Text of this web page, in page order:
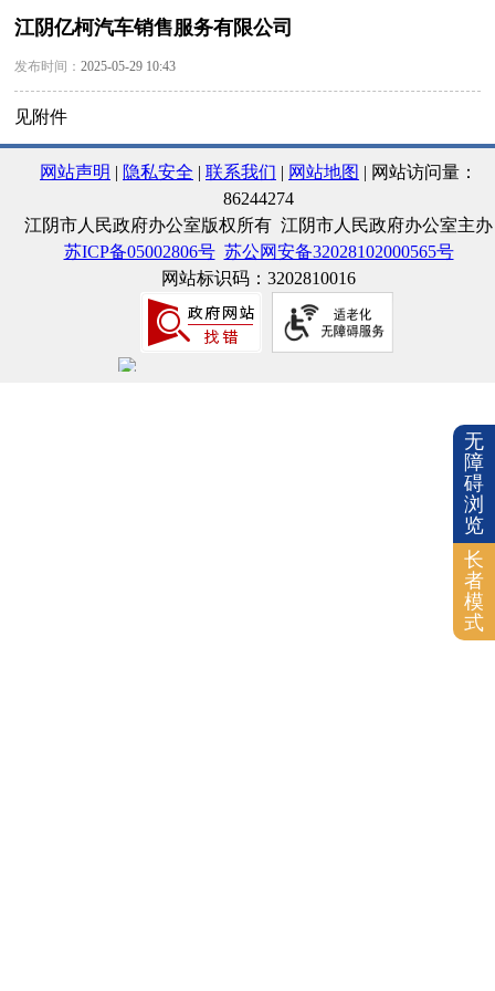
江阴亿柯汽车销售服务有限公司
发布时间： 2025-05-29 10:43
见附件
网站声明 | 隐私安全 | 联系我们 | 网站地图 | 网站访问量：
86244274
江阴市人民政府办公室版权所有 江阴市人民政府办公室主办
苏ICP备05002806号 苏公网安备32028102000565号
网站标识码：3202810016
无
障
碍
浏
览
长
者
模
式